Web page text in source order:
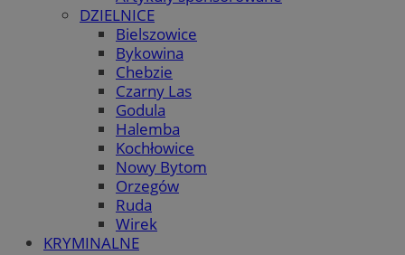
DZIELNICE
Bielszowice
Bykowina
Chebzie
Czarny Las
Godula
Halemba
Kochłowice
Nowy Bytom
Orzegów
Ruda
Wirek
KRYMINALNE